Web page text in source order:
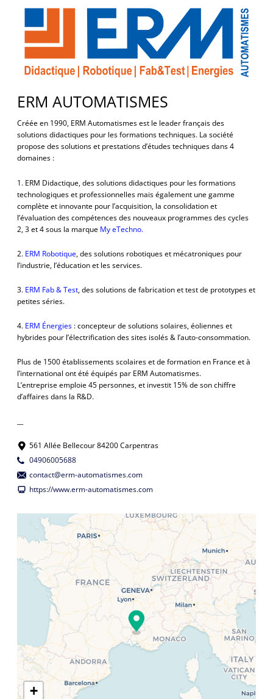
ERM AUTOMATISMES
Créée en 1990, ERM Automatismes est le leader français des
solutions didactiques pour les formations techniques. La société
propose des solutions et prestations d’études techniques dans 4
domaines :
1. ERM Didactique, des solutions didactiques pour les formations
technologiques et professionnelles mais également une gamme
complète et innovante pour l’acquisition, la consolidation et
l’évaluation des compétences des nouveaux programmes des cycles
2, 3 et 4 sous la marque My eTechno.
2. ERM Robotique , des solutions robotiques et mécatroniques pour
l’industrie, l’éducation et les services.
3. ERM Fab & Test , des solutions de fabrication et test de prototypes et
petites séries.
4. ERM Énergies : concepteur de solutions solaires, éoliennes et
hybrides pour l’électrification des sites isolés & l’auto-consommation.
Plus de 1500 établissements scolaires et de formation en France et à
l’international ont été équipés par ERM Automatismes.
L’entreprise emploie 45 personnes, et investit 15% de son chiffre
d’affaires dans la R&D.
561 Allée Bellecour 84200 Carpentras
04906005688
contact@erm-automatismes.com
https://www.erm-automatismes.com
+